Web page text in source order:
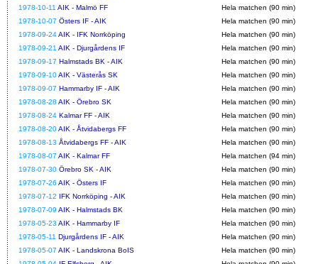
1978-10-11 AIK - Malmö FF
Hela matchen (90 min)
1978-10-07 Östers IF - AIK
Hela matchen (90 min)
1978-09-24AIK - IFK Norrköping
Hela matchen (90 min)
1978-09-21 AIK - Djurgårdens IF
Hela matchen (90 min)
1978-09-17 Halmstads BK - AIK
Hela matchen (90 min)
1978-09-10AIK - Västerås SK
Hela matchen (90 min)
1978-09-07 Hammarby IF - AIK
Hela matchen (90 min)
1978-08-28 AIK - Örebro SK
Hela matchen (90 min)
1978-08-24 Kalmar FF - AIK
Hela matchen (90 min)
1978-08-20AIK - Åtvidabergs FF
Hela matchen (90 min)
1978-08-13 Åtvidabergs FF - AIK
Hela matchen (90 min)
1978-08-07 AIK - Kalmar FF
Hela matchen (94 min)
1978-07-30 Örebro SK - AIK
Hela matchen (90 min)
1978-07-26 AIK - Östers IF
Hela matchen (90 min)
1978-07-12 IFK Norrköping - AIK
Hela matchen (90 min)
1978-07-09 AIK - Halmstads BK
Hela matchen (90 min)
1978-05-23 AIK - Hammarby IF
Hela matchen (90 min)
1978-05-11 Djurgårdens IF - AIK
Hela matchen (90 min)
1978-05-07 AIK - Landskrona BoIS
Hela matchen (90 min)